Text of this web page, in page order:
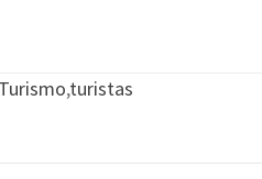
,turistas